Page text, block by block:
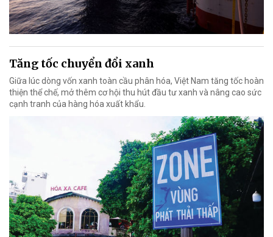
Tăng tốc chuyển đổi xanh
Giữa lúc dòng vốn xanh toàn cầu phân hóa, Việt Nam tăng tốc hoàn
thiện thể chế, mở thêm cơ hội thu hút đầu tư xanh và nâng cao sức
cạnh tranh của hàng hóa xuất khẩu.